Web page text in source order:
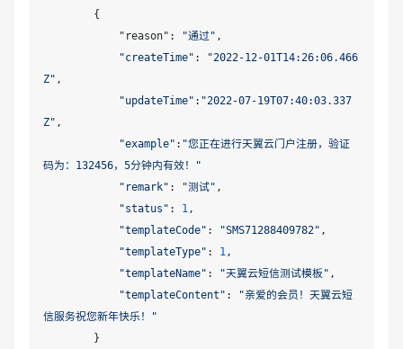
            "reason":
"通过" ,
"createTime" :
"2022-12-01T14:26:06.466
Z" ,
"updateTime" : "2022-07-19T07:40:03.337
Z" ,
"example" : "您正在进行天翼云门户注册，验证
码为：132456，5分钟内有效！"
"remark" : "测试" ,
"status" : 1,
"templateCode" : "SMS71288409782" ,
"templateType" : 1,
"templateName" : "天翼云短信测试模板" ,
"templateContent" :
"亲爱的会员！天翼云短
信服务祝您新年快乐！"